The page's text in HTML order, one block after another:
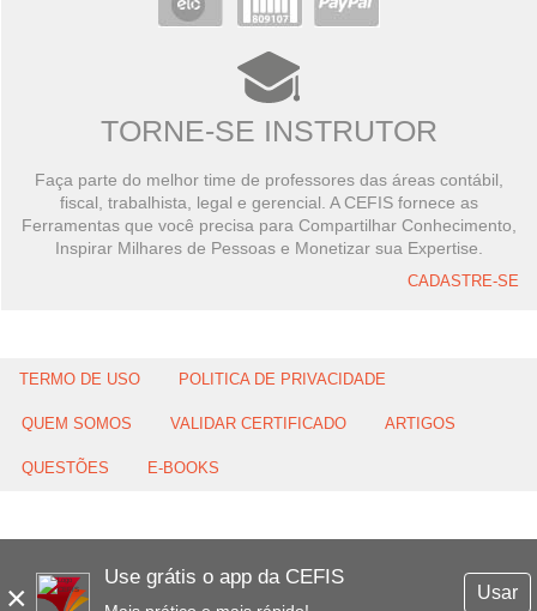
×
Use grátis o app da CEFIS
Usar
TORNE-SE INSTRUTOR
Faça parte do melhor time de professores das áreas contábil,
fiscal, trabalhista, legal e gerencial. A CEFIS fornece as
Ferramentas que você precisa para Compartilhar Conhecimento,
Inspirar Milhares de Pessoas e Monetizar sua Expertise.
CADASTRE-SE
TERMO DE USO POLITICA DE PRIVACIDADE
QUEM SOMOS VALIDAR CERTIFICADO ARTIGOS
QUESTÕES E-BOOKS